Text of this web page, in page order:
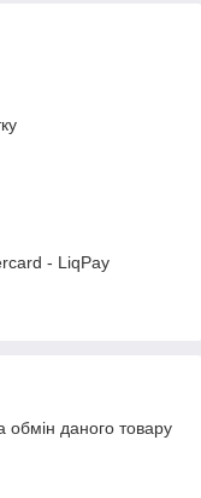
- LiqPay
даного товару